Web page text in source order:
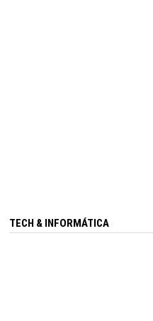
TECH & INFORMÁTICA